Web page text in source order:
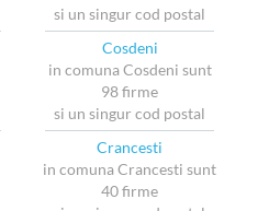
si un singur cod postal
Cosdeni
in comuna Cosdeni sunt
98 firme
si un singur cod postal
Crancesti
in comuna Crancesti sunt
40 firme